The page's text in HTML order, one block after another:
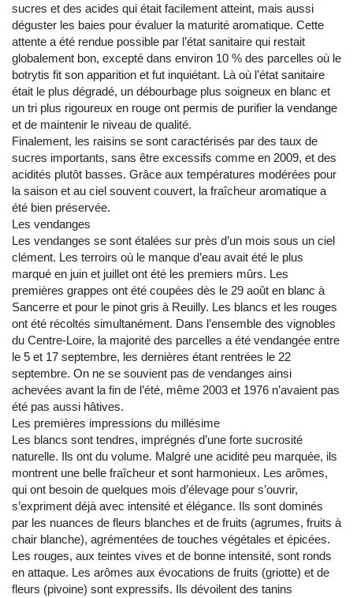
sucres et des acides qui était facilement atteint, mais aussi
déguster les baies pour évaluer la maturité aromatique. Cette
attente a été rendue possible par l’état sanitaire qui restait
globalement bon, excepté dans environ 10 % des parcelles où le
botrytis fit son apparition et fut inquiétant. Là où l’état sanitaire
était le plus dégradé, un débourbage plus soigneux en blanc et
un tri plus rigoureux en rouge ont permis de purifier la vendange
et de maintenir le niveau de qualité.
Finalement, les raisins se sont caractérisés par des taux de
sucres importants, sans être excessifs comme en 2009, et des
acidités plutôt basses. Grâce aux températures modérées pour
la saison et au ciel souvent couvert, la fraîcheur aromatique a
été bien préservée.
Les vendanges
Les vendanges se sont étalées sur près d’un mois sous un ciel
clément. Les terroirs où le manque d’eau avait été le plus
marqué en juin et juillet ont été les premiers mûrs. Les
premières grappes ont été coupées dès le 29 août en blanc à
Sancerre et pour le pinot gris à Reuilly. Les blancs et les rouges
ont été récoltés simultanément. Dans l’ensemble des vignobles
du Centre-Loire, la majorité des parcelles a été vendangée entre
le 5 et 17 septembre, les dernières étant rentrées le 22
septembre. On ne se souvient pas de vendanges ainsi
achevées avant la fin de l’été, même 2003 et 1976 n’avaient pas
été pas aussi hâtives.
Les premières impressions du millésime
Les blancs sont tendres, imprégnés d’une forte sucrosité
naturelle. Ils ont du volume. Malgré une acidité peu marquée, ils
montrent une belle fraîcheur et sont harmonieux. Les arômes,
qui ont besoin de quelques mois d’élevage pour s’ouvrir,
s’expriment déjà avec intensité et élégance. Ils sont dominés
par les nuances de fleurs blanches et de fruits (agrumes, fruits à
chair blanche), agrémentées de touches végétales et épicées.
Les rouges, aux teintes vives et de bonne intensité, sont ronds
en attaque. Les arômes aux évocations de fruits (griotte) et de
fleurs (pivoine) sont expressifs. Ils dévoilent des tanins